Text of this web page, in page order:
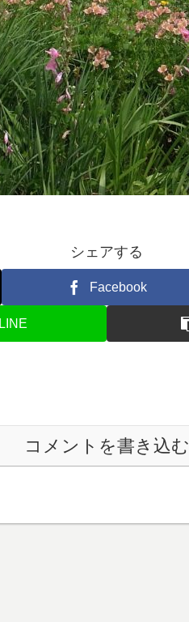
シェアする
Facebook
LINE
コメントを書き込む